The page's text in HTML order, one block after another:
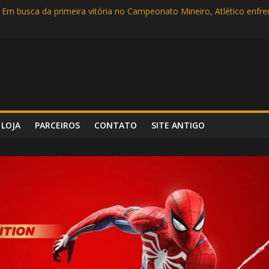
Em busca da primeira vitória no Campeonato Mineiro, Atlético
Bowl LVI entre Cincinnati Bengals e Los Angeles Rams
e com show dos garotos, Atlético vence Tombense por 3 a 0
LOJA PARCEIROS CONTATO SITE ANTIGO